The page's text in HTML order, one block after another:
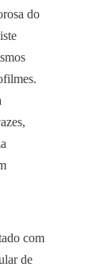
do
com
de